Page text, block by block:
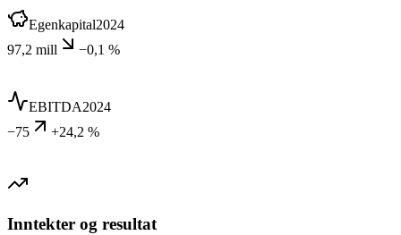
Egenkapital2024
97,2 mill
−0,1 %
EBITDA2024
−75
+24,2 %
Inntekter og resultat